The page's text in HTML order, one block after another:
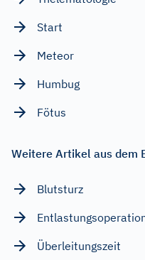
Start
Meteor
Humbug
Fötus
Weitere Artikel aus dem
Blutsturz
Überleitungszeit